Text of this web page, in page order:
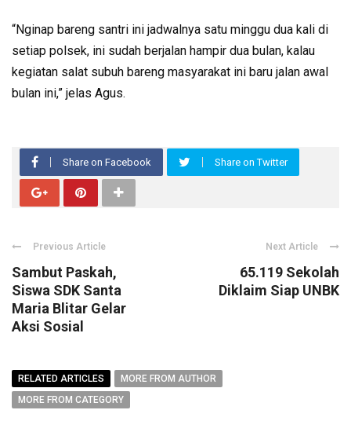
“Nginap bareng santri ini jadwalnya satu minggu dua kali di
setiap polsek, ini sudah berjalan hampir dua bulan, kalau
kegiatan salat subuh bareng masyarakat ini baru jalan awal
bulan ini,” jelas Agus.
Share on Facebook Share on Twitter
Previous Article
Sambut Paskah,
Siswa SDK Santa
Maria Blitar Gelar
Aksi Sosial
Next Article
65.119 Sekolah
Diklaim Siap UNBK
RELATED ARTICLES
MORE FROM AUTHOR
MORE FROM CATEGORY